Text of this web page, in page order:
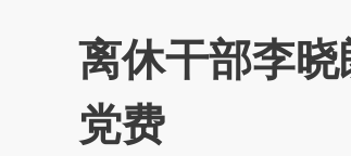
离休干部李
党费